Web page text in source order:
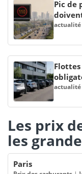
Pic de
Les prix
les
Paris